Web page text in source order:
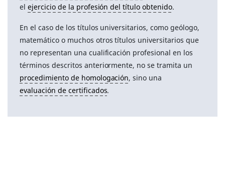
el ejercicio de la profesión del título obtenido.
En el caso de los títulos universitarios, como geólogo,
matemático o muchos otros títulos universitarios que
no representan una cualificación profesional en los
términos descritos anteriormente, no se tramita un
procedimiento de homologación, sino una
evaluación de certificados.